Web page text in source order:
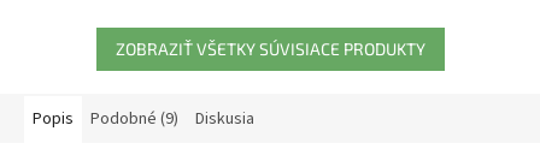
ZOBRAZIŤ VŠETKY SÚVISIACE PRODUKTY
Popis Podobné (9) Diskusia